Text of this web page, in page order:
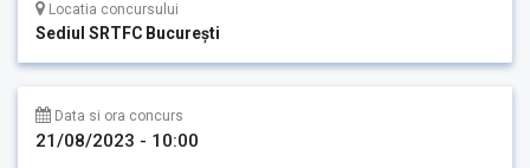
Locatia concursului
Sediul SRTFC București
Data si ora concurs
21/08/2023 - 10:00